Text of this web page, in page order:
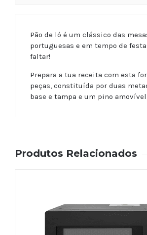
Pão de ló é um clássico das
portuguesas e em tempo de
faltar!
Prepara a tua receita com esta
peças, constituída por duas
base e tampa e um pino amovível
Produtos Relacionados